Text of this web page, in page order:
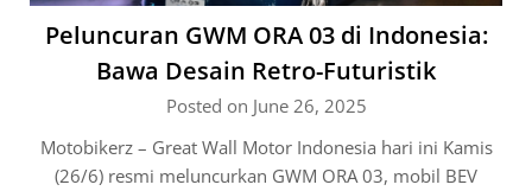
Peluncuran GWM ORA 03 di Indonesia:
Bawa Desain Retro-Futuristik
Posted on June 26, 2025
Motobikerz – Great Wall Motor Indonesia hari ini Kamis
(26/6) resmi meluncurkan GWM ORA 03, mobil BEV